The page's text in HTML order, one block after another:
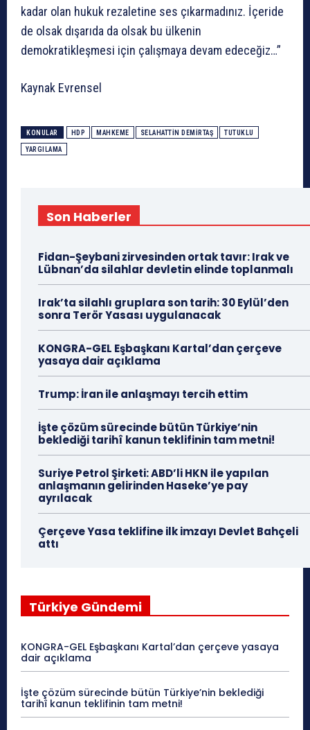
kadar olan hukuk rezaletine ses çıkarmadınız. İçeride
de olsak dışarıda da olsak bu ülkenin
demokratikleşmesi için çalışmaya devam edeceğiz…”
Kaynak Evrensel
KONULAR HDP MAHKEME SELAHATTIN DEMIRTAŞ TUTUKLU
YARGILAMA
Son Haberler
Fidan-Şeybani zirvesinden ortak tavır: Irak ve
Lübnan’da silahlar devletin elinde toplanmalı
Irak’ta silahlı gruplara son tarih: 30 Eylül’den
sonra Terör Yasası uygulanacak
KONGRA-GEL Eşbaşkanı Kartal’dan çerçeve
yasaya dair açıklama
Trump: İran ile anlaşmayı tercih ettim
İşte çözüm sürecinde bütün Türkiye’nin
beklediği tarihî kanun teklifinin tam metni!
Suriye Petrol Şirketi: ABD’li HKN ile yapılan
anlaşmanın gelirinden Haseke’ye pay
ayrılacak
Çerçeve Yasa teklifine ilk imzayı Devlet Bahçeli
attı
Türkiye Gündemi
KONGRA-GEL Eşbaşkanı Kartal’dan çerçeve yasaya
dair açıklama
İşte çözüm sürecinde bütün Türkiye’nin beklediği
tarihî kanun teklifinin tam metni!